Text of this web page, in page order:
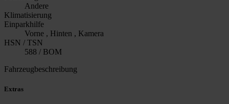
Andere
Klimatisierung
Einparkhilfe
Vorne , Hinten , Kamera
HSN / TSN
588 / BOM
Fahrzeugbeschreibung
Extras